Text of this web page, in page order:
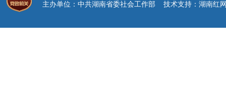
主办单位：中共湖南省委社会工作部 技术支持：湖南红